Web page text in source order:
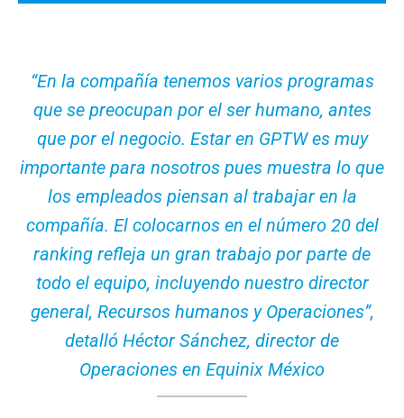
“En la compañía tenemos varios programas
que se preocupan por el ser humano, antes
que por el negocio. Estar en GPTW es muy
importante para nosotros pues muestra lo que
los empleados piensan al trabajar en la
compañía. El colocarnos en el número 20 del
ranking refleja un gran trabajo por parte de
todo el equipo, incluyendo nuestro director
general, Recursos humanos y Operaciones”,
detalló Héctor Sánchez, director de
Operaciones en Equinix México